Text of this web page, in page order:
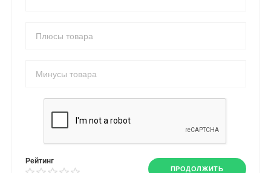
Рейтинг
ПРОДОЛЖИТЬ